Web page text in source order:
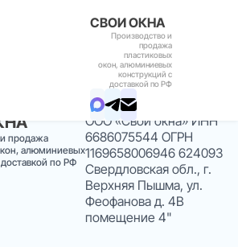
СВОИ ОКНА
Производство и
продажа
пластиковых
окон, алюминиевых
конструкций с
доставкой по РФ
продажа
алюминиевых
по РФ
ООО «Свои окна» ИНН
6686075544 ОГРН
1169658006946 624093
Свердловская обл., г.
Верхняя Пышма, ул.
Феофанова д. 4В
помещение 4"